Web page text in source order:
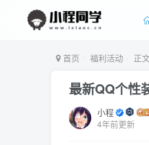
首页 福利活动 正
最新QQ个性
小程
4年前更新